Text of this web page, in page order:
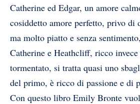
Catherine ed Edgar, un amore
cosiddetto amore perfetto, privo
ma molto piatto e senza
Catherine e Heathcliff, ricco
tormentato, si tratta quasi uno
del primo, è ricco di passione e di
Con questo libro Emily Bronte